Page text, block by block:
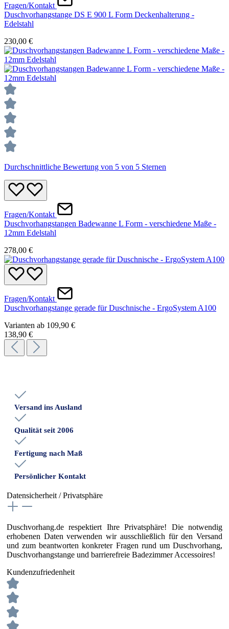
Fragen/Kontakt
Duschvorhangstange DS E 900 L Form Deckenhalterung -
Edelstahl
230,00 €
Durchschnittliche Bewertung von 5 von 5 Sternen
Fragen/Kontakt
Duschvorhangstangen Badewanne L Form - verschiedene Maße -
12mm Edelstahl
278,00 €
Fragen/Kontakt
Duschvorhangstange gerade für Duschnische - ErgoSystem A100
Varianten ab 109,90 €
138,90 €
Versand ins Ausland
Qualität seit 2006
Fertigung nach Maß
Persönlicher Kontakt
Datensicherheit / Privatsphäre
Duschvorhang.de respektiert Ihre Privatsphäre! Die notwendig
erhobenen Daten verwenden wir ausschließlich für den Versand
und zum beantworten konkreter Fragen rund um Duschvorhang,
Duschvorhangstange und barrierefreie Badezimmer Accessoires!
Kundenzufriedenheit